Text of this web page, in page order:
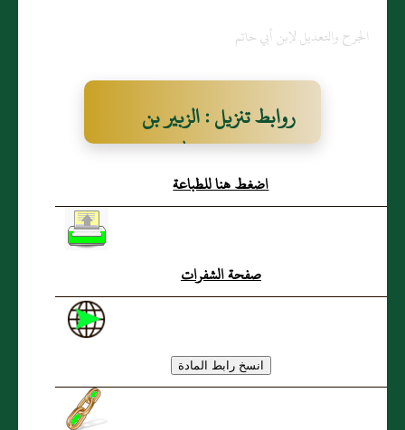
الجرح والتعديل لإبن أبي حاتم
روابط تنزيل : الزبير بن
بكار بن عَبد الله بن
مصعب بن ثابت بن عَبد
عَبد الله
اضغط هنا للطباعة
صفحة الشفرات